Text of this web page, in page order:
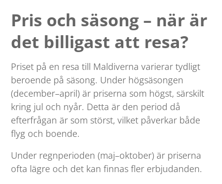
Pris och säsong – när är
det billigast att resa?
Priset på en resa till Maldiverna varierar tydligt
beroende på säsong. Under högsäsongen
(december–april) är priserna som högst, särskilt
kring jul och nyår. Detta är den period då
efterfrågan är som störst, vilket påverkar både
flyg och boende.
Under regnperioden (maj–oktober) är priserna
ofta lägre och det kan finnas fler erbjudanden.